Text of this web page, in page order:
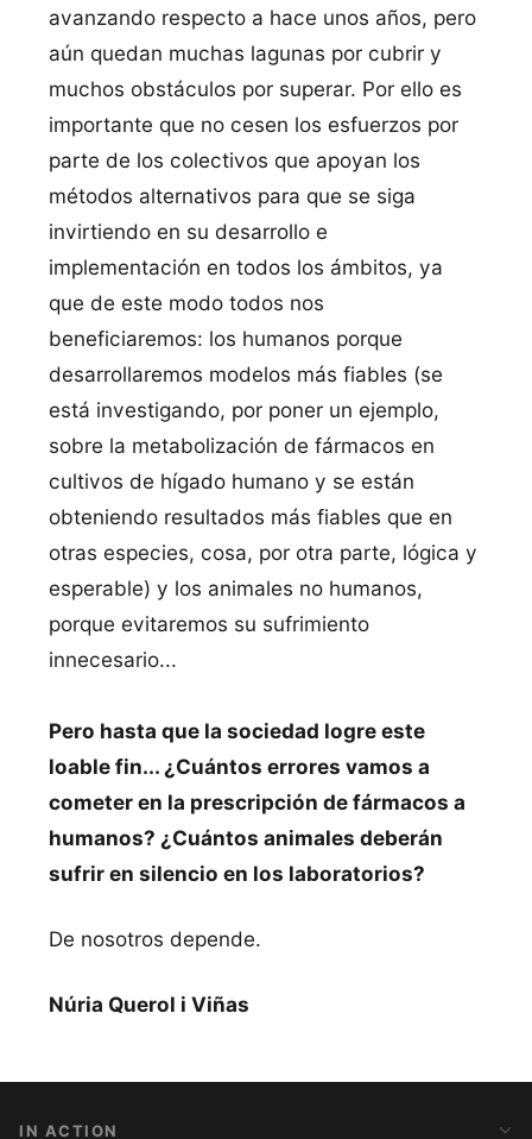
avanzando respecto a hace unos años, pero
aún quedan muchas lagunas por cubrir y
muchos obstáculos por superar. Por ello es
importante que no cesen los esfuerzos por
parte de los colectivos que apoyan los
métodos alternativos para que se siga
invirtiendo en su desarrollo e
implementación en todos los ámbitos, ya
que de este modo todos nos
beneficiaremos: los humanos porque
desarrollaremos modelos más fiables (se
está investigando, por poner un ejemplo,
sobre la metabolización de fármacos en
cultivos de hí­gado humano y se están
obteniendo resultados más fiables que en
otras especies, cosa, por otra parte, lógica y
esperable) y los animales no humanos,
porque evitaremos su sufrimiento
innecesario...
Pero hasta que la sociedad logre este
loable fin... ¿Cuántos errores vamos a
cometer en la prescripción de fármacos a
humanos? ¿Cuántos animales deberán
sufrir en silencio en los laboratorios?
De nosotros depende.
Núria Querol i Viñas
IN ACTION